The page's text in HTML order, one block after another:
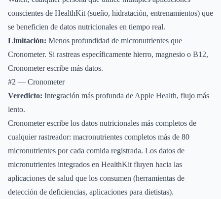
conscientes de HealthKit (sueño, hidratación, entrenamientos) que
se beneficien de datos nutricionales en tiempo real.
Limitación: Menos profundidad de micronutrientes que
Cronometer. Si rastreas específicamente hierro, magnesio o B12,
Cronometer escribe más datos.
#2 — Cronometer
Veredicto: Integración más profunda de Apple Health, flujo más
lento.
Cronometer escribe los datos nutricionales más completos de
cualquier rastreador: macronutrientes completos más de 80
micronutrientes por cada comida registrada. Los datos de
micronutrientes integrados en HealthKit fluyen hacia las
aplicaciones de salud que los consumen (herramientas de
detección de deficiencias, aplicaciones para dietistas).